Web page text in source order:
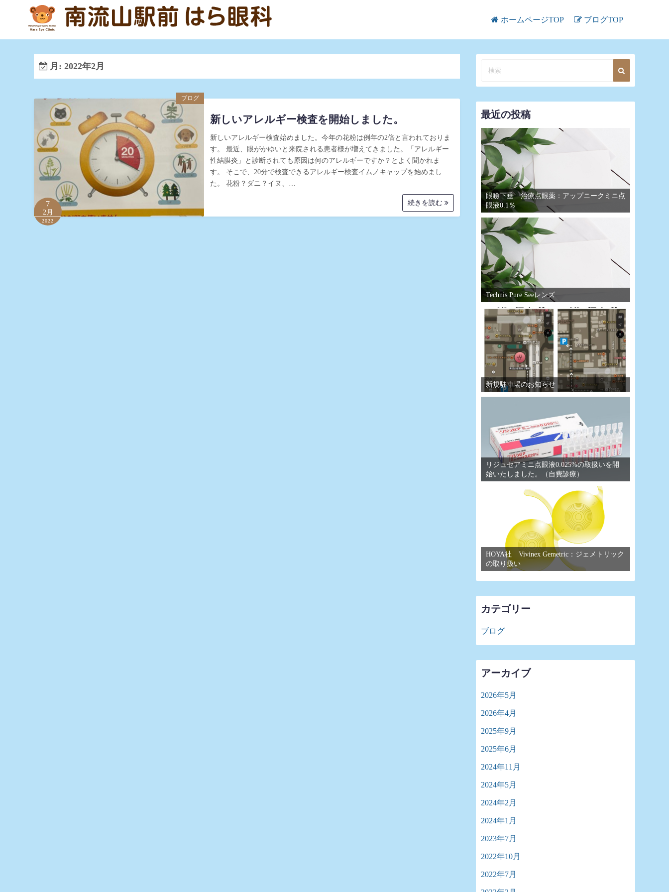
ホームページTOP ブログTOP
月: 2022年2月
ブログ
7
2月
2022
新しいアレルギー検査を開始しました。
新しいアレルギー検査始めました。今年の花粉は例年の2倍と言われておりま
す。 最近、眼がかゆいと来院される患者様が増えてきました。「アレルギー
性結膜炎」と診断されても原因は何のアレルギーですか？とよく聞かれま
す。 そこで、20分で検査できるアレルギー検査イムノキャップを始めまし
た。 花粉？ダニ？イヌ、…
続きを読む
最近の投稿
眼瞼下垂 治療点眼薬：アップニークミニ点
眼液0.1％
Technis Pure Seeレンズ
新規駐車場のお知らせ
リジュセアミニ点眼液0.025%の取扱いを開
始いたしました。（自費診療）
HOYA社 Vivinex Gemetric：ジェメトリック
の取り扱い
カテゴリー
ブログ
アーカイブ
2026年5月
2026年4月
2025年9月
2025年6月
2024年11月
2024年5月
2024年2月
2024年1月
2023年7月
2022年10月
2022年7月